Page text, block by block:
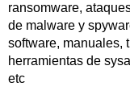
ransomware,
de malware y
software, manuales,
herramientas de
etc